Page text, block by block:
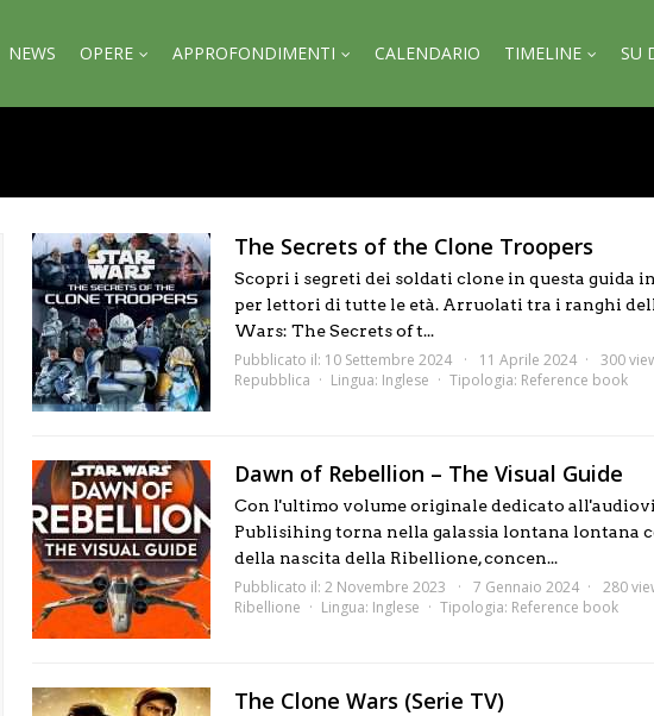
NEWS OPERE APPROFONDIMENTI CALENDARIO TIMELINE SU
The Secrets of the Clone Troopers
Scopri i segreti dei soldati clone in questa
per lettori di tutte le età. Arruolati tra i ranghi
Wars: The Secrets of t...
Pubblicato il: 10 Settembre 2024 11 Aprile 2024 300
Repubblica
Lingua: Inglese Tipologia: Reference book
Dawn of Rebellion – The Visual Guide
Con l'ultimo volume originale dedicato
Publisihing torna nella galassia lontana lontana
della nascita della Ribellione, concen...
Pubblicato il: 2 Novembre 2023 7 Gennaio 2024 280
Ribellione
Lingua: Inglese Tipologia: Reference book
The Clone Wars (Serie TV)